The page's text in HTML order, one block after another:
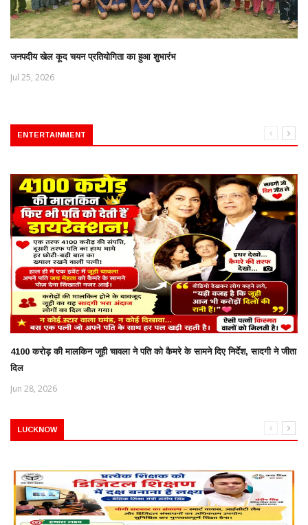
जनपदीय खेल कूद चयन प्रतियोगिता का हुआ शुभारंभ
Jul 25, 2026
ENTERTAINMENT
4100 करोड़ की मालकिन जूही चावला ने पति को कैमरे के सामने दिए निर्देश, सादगी ने जीता
दिल
Jun 28, 2026
LUCKNOW